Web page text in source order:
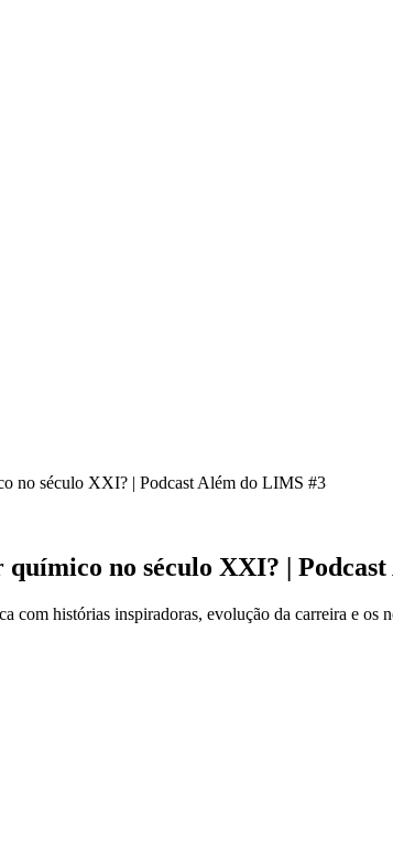
no século XXI? | Podcast Além do LIMS #3
no século XXI? |
histórias inspiradoras, evolução da carreira e os